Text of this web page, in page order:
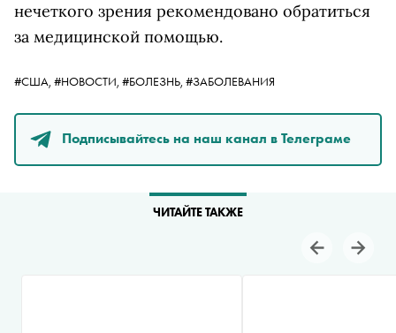
нечеткого зрения рекомендовано обратиться
за медицинской помощью.
#США, #НОВОСТИ, #БОЛЕЗНЬ, #ЗАБОЛЕВАНИЯ
Подписывайтесь на наш канал в Телеграме
ЧИТАЙТЕ ТАКЖЕ